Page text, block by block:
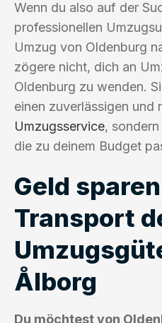
Wenn du also auf der
professionellen
Umzug von Oldenburg
zögere nicht, dich an
Oldenburg zu wenden.
einen zuverlässigen und
Umzugsservice,
die zu deinem Budget
Geld
Transport
Ålborg
Du möchtest von